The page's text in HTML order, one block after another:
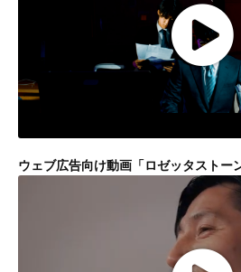
ウェブ広告向け動画「ロゼッタストー